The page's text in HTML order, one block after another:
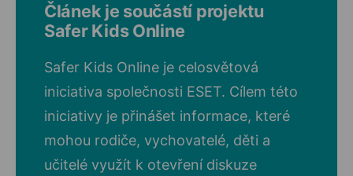
Článek je součástí projektu
Safer Kids Online
Safer Kids Online je celosvětová
iniciativa společnosti ESET. Cílem této
iniciativy je přinášet informace, které
mohou rodiče, vychovatelé, děti a
učitelé využít k otevření diskuze